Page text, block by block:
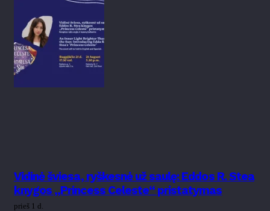
Vidinė šviesa, ryškesnė už saulę: Eddos R. Stea
knygos „Princess Celeste“ pristatymas
prieš 1 d.